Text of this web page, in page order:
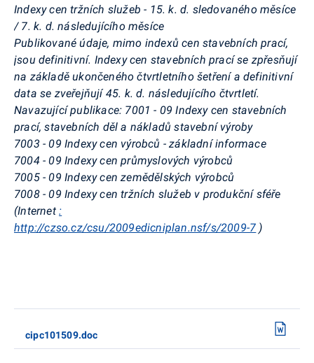
Indexy cen tržních služeb - 15. k. d. sledovaného měsíce
/ 7. k. d. následujícího měsíce
Publikované údaje, mimo indexů cen stavebních prací,
jsou definitivní. Indexy cen stavebních prací se zpřesňují
na základě ukončeného čtvrtletního šetření a definitivní
data se zveřejňují 45. k. d. následujícího čtvrtletí.
Navazující publikace: 7001 - 09 Indexy cen stavebních
prací, stavebních děl a nákladů stavební výroby
7003 - 09 Indexy cen výrobců - základní informace
7004 - 09 Indexy cen průmyslových výrobců
7005 - 09 Indexy cen zemědělských výrobců
7008 - 09 Indexy cen tržních služeb v produkční sféře
(Internet :
http://czso.cz/csu/2009edicniplan.nsf/s/2009-7 )
cipc101509.doc